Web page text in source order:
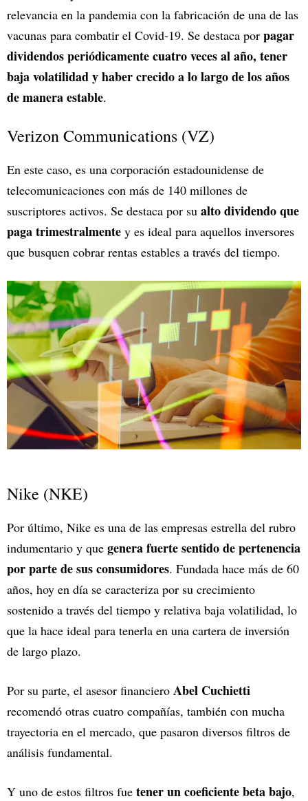
relevancia en la pandemia con la fabricación de una de las
vacunas para combatir el Covid-19. Se destaca por pagar
dividendos periódicamente cuatro veces al año, tener
baja volatilidad y haber crecido a lo largo de los años
de manera estable.
Verizon Communications (VZ)
En este caso, es una corporación estadounidense de
telecomunicaciones con más de 140 millones de
suscriptores activos. Se destaca por su alto dividendo que
paga trimestralmente y es ideal para aquellos inversores
que busquen cobrar rentas estables a través del tiempo.
Nike (NKE)
Por último, Nike es una de las empresas estrella del rubro
indumentario y que genera fuerte sentido de pertenencia
por parte de sus consumidores. Fundada hace más de 60
años, hoy en día se caracteriza por su crecimiento
sostenido a través del tiempo y relativa baja volatilidad, lo
que la hace ideal para tenerla en una cartera de inversión
de largo plazo.
Por su parte, el asesor financiero Abel Cuchietti
recomendó otras cuatro compañías, también con mucha
trayectoria en el mercado, que pasaron diversos filtros de
análisis fundamental.
Y uno de estos filtros fue tener un coeficiente beta bajo,